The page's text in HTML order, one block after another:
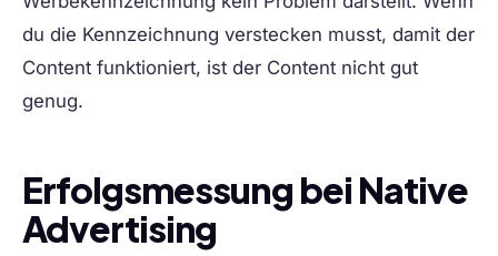
du die Kennzeichnung verstecken musst, damit der
Content funktioniert, ist der Content nicht gut
genug.
Erfolgsmessung bei Native
Advertising